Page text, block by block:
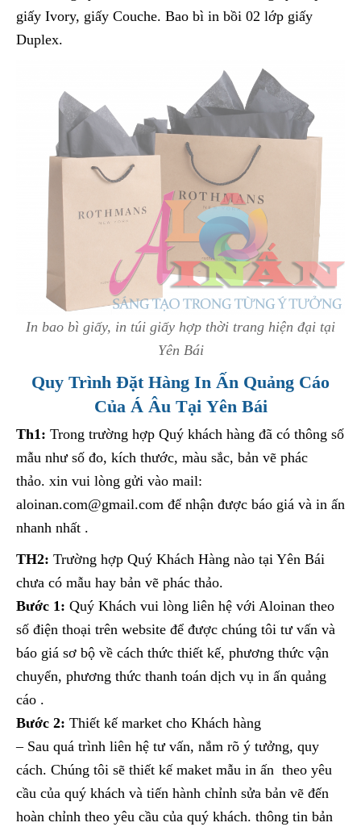
giấy Ivory, giấy Couche. Bao bì in bồi 02 lớp giấy
Duplex.
In bao bì giấy, in túi giấy hợp thời trang hiện đại tại
Yên Bái
Quy Trình Đặt Hàng In Ấn Quảng Cáo
Của Á Âu Tại Yên Bái
Th1: Trong trường hợp Quý khách hàng đã có thông số
mẫu như số đo, kích thước, màu sắc, bản vẽ phác
thảo. xin vui lòng gửi vào mail:
aloinan.com@gmail.com để nhận được báo giá và in ấn
nhanh nhất .
TH2: Trường hợp Quý Khách Hàng nào tại Yên Bái
chưa có mẫu hay bản vẽ phác thảo.
Bước 1: Quý Khách vui lòng liên hệ với Aloinan theo
số điện thoại trên website để được chúng tôi tư vấn và
báo giá sơ bộ về cách thức thiết kế, phương thức vận
chuyển, phương thức thanh toán dịch vụ in ấn quảng
cáo .
Bước 2: Thiết kế market cho Khách hàng
– Sau quá trình liên hệ tư vấn, nắm rõ ý tưởng, quy
cách. Chúng tôi sẽ thiết kế maket mẫu in ấn theo yêu
cầu của quý khách và tiến hành chỉnh sửa bản vẽ đến
hoàn chỉnh theo yêu cầu của quý khách. thông tin bản